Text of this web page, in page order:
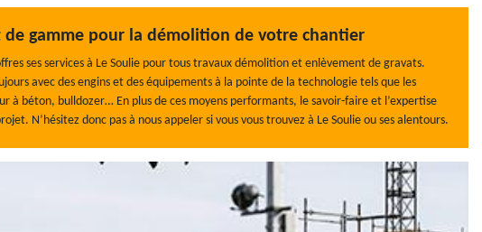
de gamme pour la démolition de votre chantier
ses services à Le Soulie pour tous travaux démolition et enlèvement de gravats.
avec des engins et des équipements à la pointe de la technologie tels que les
à béton, bulldozer… En plus de ces moyens performants, le savoir-faire et l’expertise
N’hésitez donc pas à nous appeler si vous vous trouvez à Le Soulie ou ses alentours.